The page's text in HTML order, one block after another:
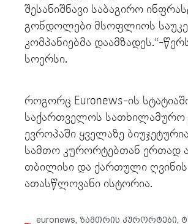
შესანიშნავი საბაგირო
გონდოლები მსოფლიოს
კომპანიებმა დაამზადეს.“-
სოერსი.
როგორც Euronews-ის
საქართველოს სათხილამურო
ევროპაში ყველაზე
სამთო კურორტებთან ერთად
თბილისი და ქართული ღვინის
ათასწლოვანი ისტორია.
euronews ზამთრის კურორტები